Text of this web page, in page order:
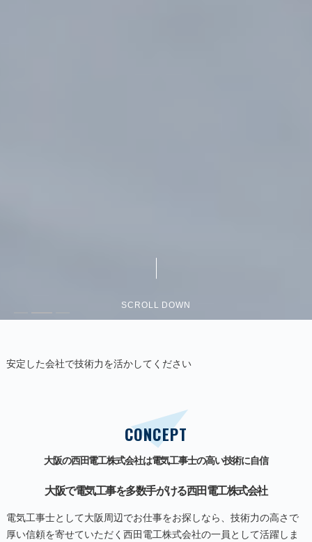
SCROLL DOWN
安定した会社で技術力を活かしてください
大阪の西田電工株式会社は電気工事士の高い技術に自信
CONCEPT
大阪で電気工事を多数手がける西田電工株式会社
電気工事士として大阪周辺でお仕事をお探しなら、技術力の高さで
厚い信頼を寄せていただく西田電工株式会社の一員として活躍しま